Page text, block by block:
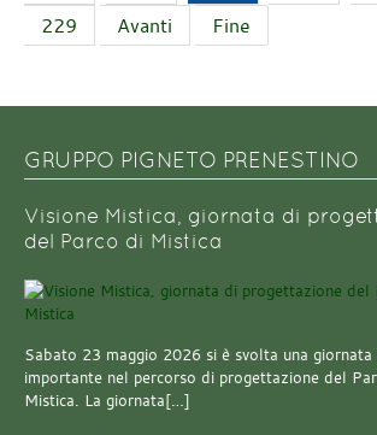
229
Avanti Fine
GRUPPO PIGNETO PRENESTINO
Visione Mistica, giornata di
del Parco di Mistica
Sabato 23 maggio 2026 si è svolta una
importante nel percorso di progettazione del
Mistica. La giornata[…]